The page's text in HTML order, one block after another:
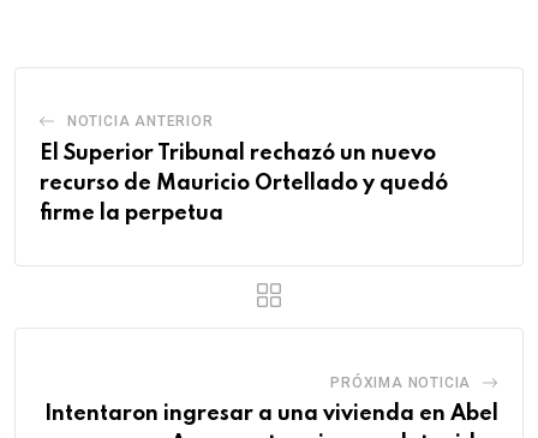
NOTICIA ANTERIOR
El Superior Tribunal rechazó un nuevo
recurso de Mauricio Ortellado y quedó
firme la perpetua
PRÓXIMA NOTICIA
Intentaron ingresar a una vivienda en Abel